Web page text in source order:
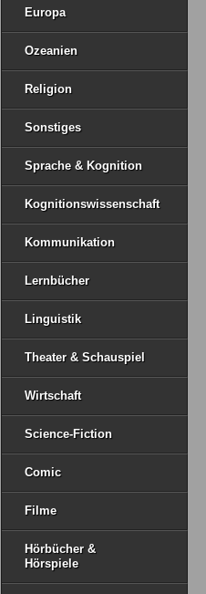
Europa
Ozeanien
Religion
Sonstiges
Sprache & Kognition
Kognitionswissenschaft
Kommunikation
Lernbücher
Linguistik
Theater & Schauspiel
Wirtschaft
Science-Fiction
Comic
Filme
Hörbücher &
Hörspiele